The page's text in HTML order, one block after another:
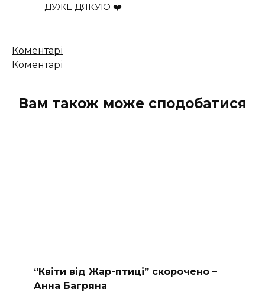
ДУЖЕ ДЯКУЮ ❤️
Кількість
коментарів
Коментарі
Коментарі
Вам також може сподобатися
“Квіти від Жар-птиці” скорочено –
Анна Багряна